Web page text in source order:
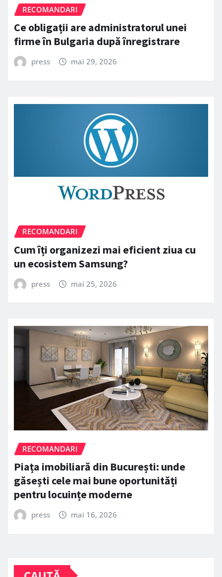
RECOMANDARI
Ce obligații are administratorul unei
firme în Bulgaria după înregistrare
press mai 29, 2026
RECOMANDARI
Cum îți organizezi mai eficient ziua cu
un ecosistem Samsung?
press mai 25, 2026
RECOMANDARI
Piața imobiliară din București: unde
găsești cele mai bune oportunități
pentru locuințe moderne
press mai 16, 2026